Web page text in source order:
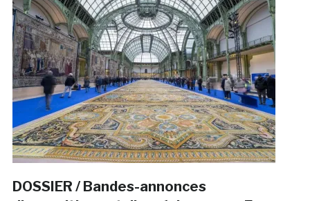
DOSSIER / Bandes-annonces